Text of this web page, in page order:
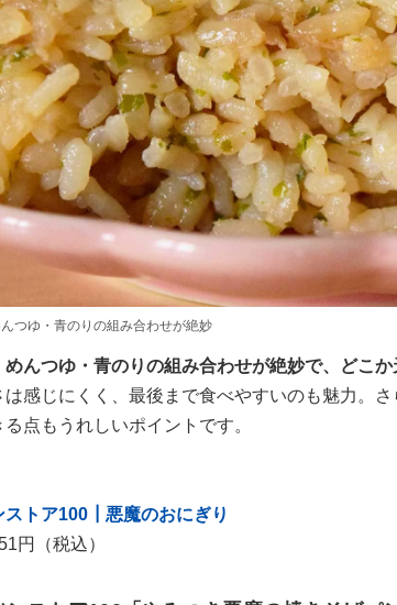
つゆ・青のりの組み合わせが絶妙
めんつゆ・青のりの組み合わせが絶妙で、どこ
は感じにくく、最後まで食べやすいのも魅力。
点もうれしいポイントです。
ストア100┃悪魔のおにぎり
円（税込）